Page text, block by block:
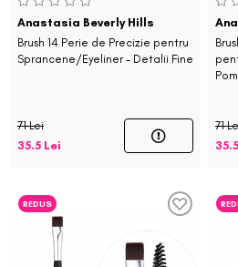
Anastasia Beverly Hills
Brush 14 Perie de Precizie pentru
Sprancene/Eyeliner - Detalii Fine
71 Lei
35.5 Lei
71
REDUS